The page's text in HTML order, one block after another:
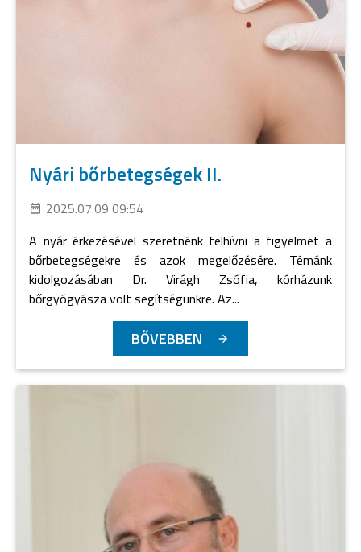
Nyári bőrbetegségek II.
2025.07.09 09:54
A nyár érkezésével szeretnénk felhívni a figyelmet a
bőrbetegségekre és azok megelőzésére. Témánk
kidolgozásában Dr. Virágh Zsófia, kórházunk
bőrgyógyásza volt segítségünkre. Az...
BŐVEBBEN